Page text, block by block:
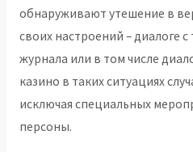
обнаруживают утешение в
своих настроений – диалоге
журнала или в том числе
казино в таких ситуациях
исключая специальных
персоны.